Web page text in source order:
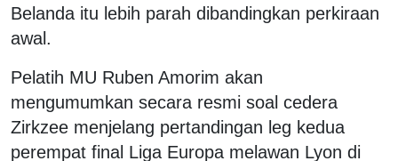
Belanda itu lebih parah dibandingkan perkiraan
awal.
Pelatih MU Ruben Amorim akan
mengumumkan secara resmi soal cedera
Zirkzee menjelang pertandingan leg kedua
perempat final Liga Europa melawan Lyon di